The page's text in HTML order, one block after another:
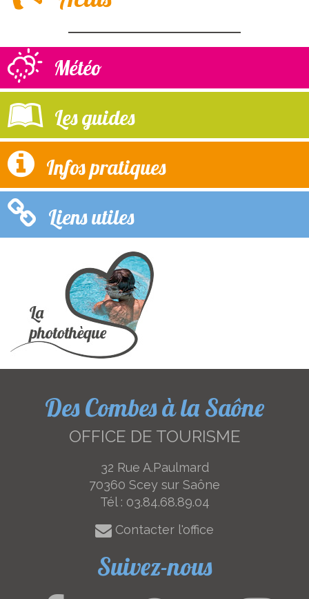
Météo
Les guides
Infos pratiques
Liens utiles
Des Combes à la Saône
OFFICE DE TOURISME
32 Rue A.Paulmard
70360 Scey sur Saône
Tél : 03.84.68.89.04
Contacter l'office
Suivez-nous